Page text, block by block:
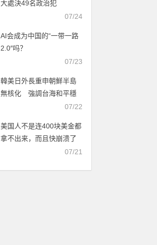
大處決49名政治犯
07/24
AI会成为中国的“一带一路
2.0″吗？
07/23
韓美日外長重申朝鮮半島
無核化 強調台海和平穩
07/22
美国人不是连400块美金都
拿不出来，而且快崩溃了
么？为什么世界杯场场爆
07/21